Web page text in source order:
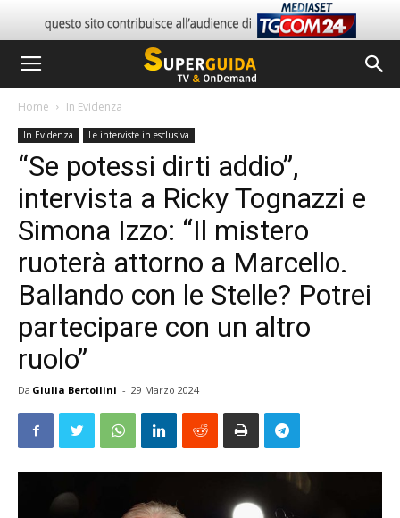
Home In Evidenza
In Evidenza Le interviste in esclusiva
“Se potessi dirti addio”,
intervista a Ricky Tognazzi e
Simona Izzo: “Il mistero
ruoterà attorno a Marcello.
Ballando con le Stelle? Potrei
partecipare con un altro
ruolo”
Da Giulia Bertollini - 29 Marzo 2024